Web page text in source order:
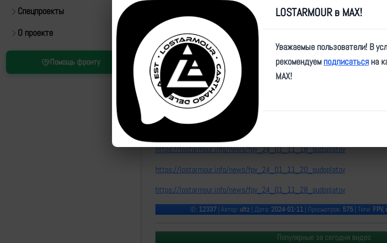
Спецпроекты
О проекте
Помощь фронту
Источник:
https://t.me/sudoplatov_official/1085
Все удары: https://lostarmour.info/news/fpv_24_01_11_01-
Удары по этой позиции:
https://lostarmour.info/news/fpv_24_01_11_16_sudoplatov
https://lostarmour.info/news/fpv_24_01_11_15_sudoplatov
https://lostarmour.info/news/fpv_24_01_11_14_sudoplatov
https://lostarmour.info/news/fpv_24_01_11_18_sudoplatov
https://lostarmour.info/news/fpv_24_01_11_20_sudoplatov
https://lostarmour.info/news/fpv_24_01_11_28_sudoplatov
ID: 12337| Автор: ultz| Дата: 2024-01-11| Просмотров: 575| Теги:
Популярные за сегодня видео
LOSTARMOUR в MAX!
Уважаемые пользователи! В
рекомендуем подписаться на
MAX!